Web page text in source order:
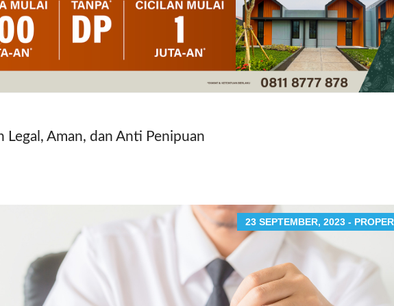
Legal, Aman, dan Anti Penipuan
23 SEPTEMBER, 2023 -